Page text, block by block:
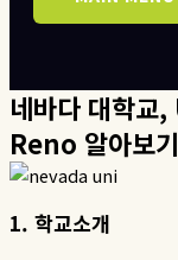
네바다 대학
Reno 알아보기
1. 학교소개